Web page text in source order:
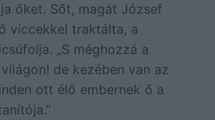
őket. Sőt, magát József
viccekkel traktálta, a
„S méghozzá a
de kezében van az
ott élő embernek ő a